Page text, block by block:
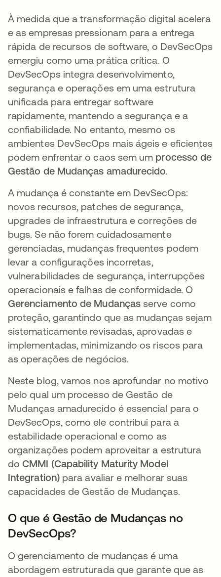
À medida que a transformação digital acelera
e as empresas pressionam para a entrega
rápida de recursos de software, o DevSecOps
emergiu como uma prática crítica. O
DevSecOps integra desenvolvimento,
segurança e operações em uma estrutura
unificada para entregar software
rapidamente, mantendo a segurança e a
confiabilidade. No entanto, mesmo os
ambientes DevSecOps mais ágeis e eficientes
podem enfrentar o caos sem um processo de
Gestão de Mudanças amadurecido.
A mudança é constante em DevSecOps:
novos recursos, patches de segurança,
upgrades de infraestrutura e correções de
bugs. Se não forem cuidadosamente
gerenciadas, mudanças frequentes podem
levar a configurações incorretas,
vulnerabilidades de segurança, interrupções
operacionais e falhas de conformidade. O
Gerenciamento de Mudanças serve como
proteção, garantindo que as mudanças sejam
sistematicamente revisadas, aprovadas e
implementadas, minimizando os riscos para
as operações de negócios.
Neste blog, vamos nos aprofundar no motivo
pelo qual um processo de Gestão de
Mudanças amadurecido é essencial para o
DevSecOps, como ele contribui para a
estabilidade operacional e como as
organizações podem aproveitar a estrutura
doCMMI (Capability Maturity Model
Integration) para avaliar e melhorar suas
capacidades de Gestão de Mudanças.
O que é Gestão de Mudanças no
DevSecOps?
O gerenciamento de mudanças é uma
abordagem estruturada que garante que as